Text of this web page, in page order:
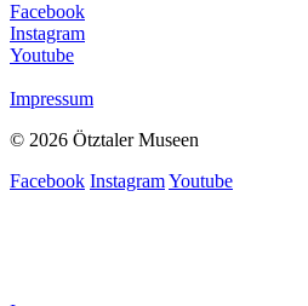
Facebook
Instagram
Youtube
Impressum
© 2026 Ötztaler Museen
Facebook InstagramYoutube